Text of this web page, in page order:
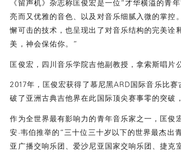
《留声机》杂志称匡俊宏是一位“才华横溢的青
亮而又优雅的音色、以及对音乐细腻入微的掌
懈可击的技术，也呈现出了对音乐结构的完美诠
美，神会保佑你。”
匡俊宏，四川音乐学院吉他副教授，拿索斯唱片
2017年，匡俊宏获得了慕尼黑ARD国际音乐比
破了亚洲古典吉他界在此国际顶尖赛事零的突破
作为全世界最有影响力的青年音乐家之一，匡俊
安·韦伯推举的“三十位三十岁以下的世界最杰
亚广播交响乐团、爱沙尼亚国家交响乐团、捷